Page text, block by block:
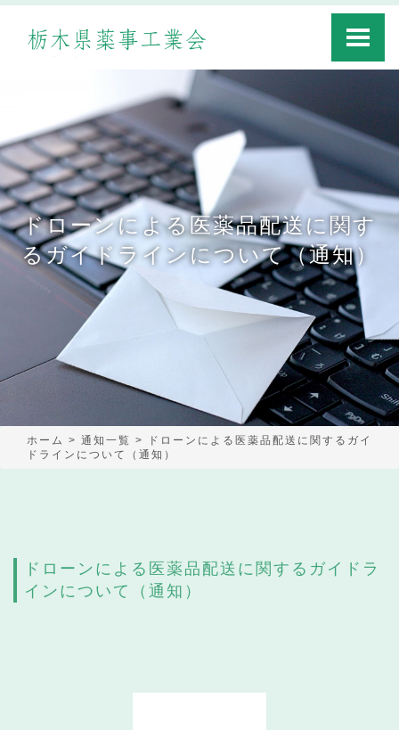
Toggle
ドローンによる医薬品配送に関す
るガイドラインについて（通知）
ホーム > 通知一覧 >
ドローンによる医薬品配送に関するガイ
ドラインについて（通知）
ドローンによる医薬品配送に関するガイドラ
インについて（通知）